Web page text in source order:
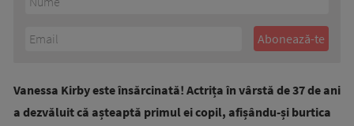
Vanessa Kirby este însărcinată! Actrița în vârstă de 37 de ani
a dezvăluit că așteaptă primul ei copil, afișându-și burtica